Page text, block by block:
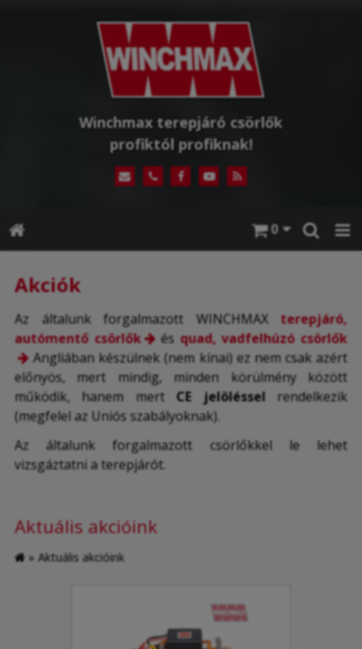
Winchmax terepjáró csörlők
profiktól profiknak!
0
Akciók
Az általunk forgalmazott WINCHMAX terepjáró,
autómentő csörlők
és quad, vadfelhúzó csörlők
Angliában készülnek (nem kínai) ez nem csak azért
előnyös, mert mindig, minden körülmény között
működik, hanem mertCE jelöléssel rendelkezik
(megfelel az Uniós szabályoknak).
Az általunk forgalmazott csörlőkkel le lehet
vizsgáztatni a terepjárót.
Aktuális akcióink
» Aktuális akcióink